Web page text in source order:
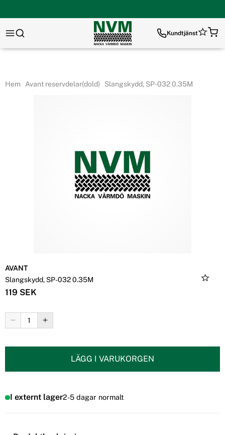
Kundtjänst
Hem Avant reservdelar(dold) Slangskydd, SP-032 0.35M
AVANT
Slangskydd, SP-032 0.35M
119 SEK
LÄGG I VARUKORGEN
I externt lager2-5 dagar normalt